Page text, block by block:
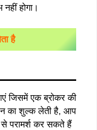
होगा।
है
जिसमें एक ब्रोकर की
का शुल्क लेती है, आप
परामर्श कर सकते हैं